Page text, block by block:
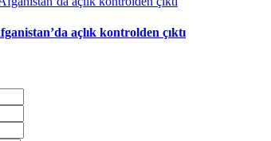
açlık kontrolden çıktı